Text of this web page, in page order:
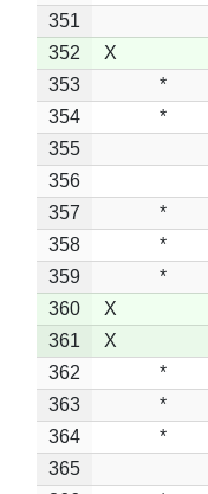
351
352
X
353
*
354
*
355
356
357
*
358
*
359
*
360
X
361
X
362
*
363
*
364
*
365